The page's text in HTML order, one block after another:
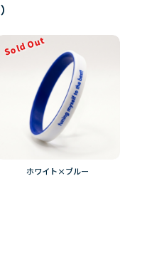
）
Sold Out
ホワイト×ブルー